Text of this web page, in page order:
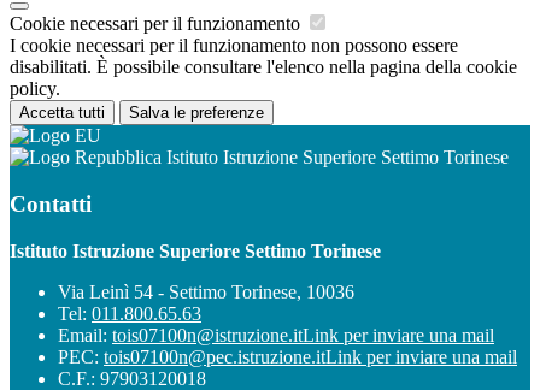
Cookie necessari per il funzionamento
I cookie necessari per il funzionamento non possono essere
disabilitati. È possibile consultare l'elenco nella pagina della cookie
policy.
Accetta tutti Salva le preferenze
Istituto Istruzione Superiore Settimo Torinese
Contatti
Istituto Istruzione Superiore Settimo Torinese
Via Leinì 54 - Settimo Torinese, 10036
Tel: 011.800.65.63
Email: tois07100n@istruzione.itLink per inviare una mail
PEC: tois07100n@pec.istruzione.itLink per inviare una mail
C.F.: 97903120018